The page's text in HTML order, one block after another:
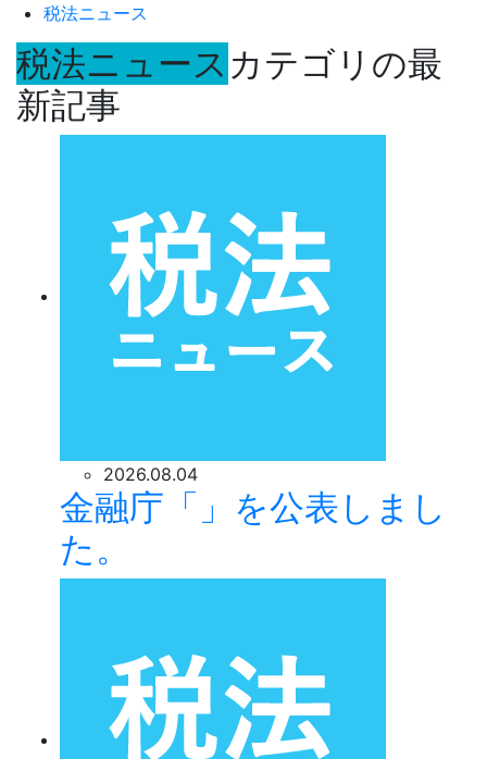
税法ニュース
税法ニュース カテゴリの最
新記事
2026.08.04
金融庁「」を公表しまし
た。